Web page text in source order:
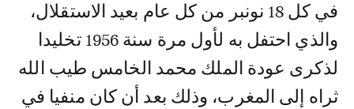
في كل 18 نونبر من كل عام بعيد الاستقلال،
والذي احتفل به لأول مرة سنة 1956 تخليدا
لذكرى عودة الملك محمد الخامس طيب الله
ثراه إلى المغرب، وذلك بعد أن كان منفيا في